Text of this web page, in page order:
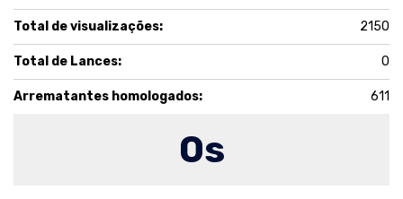
Total de visualizações: 2150
Total de Lances: 0
Arrematantes homologados: 611
0s